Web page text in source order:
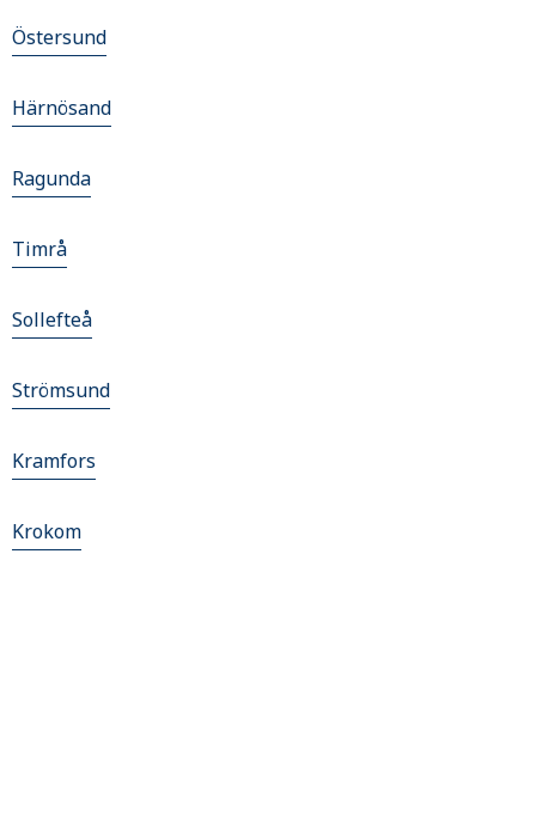
Östersund
Härnösand
Ragunda
Timrå
Sollefteå
Strömsund
Kramfors
Krokom